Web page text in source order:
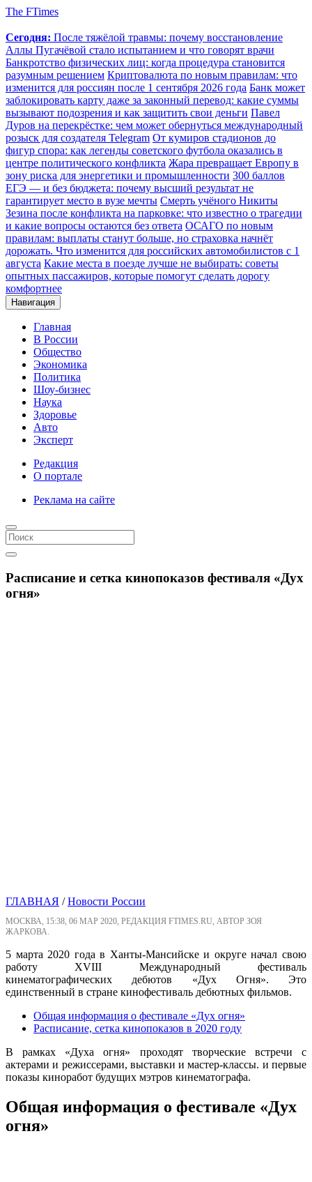
The FTimes
Сегодня: После тяжёлой травмы: почему восстановление
Аллы Пугачёвой стало испытанием и что говорят врачи
Банкротство физических лиц: когда процедура становится
разумным решением Криптовалюта по новым правилам: что
изменится для россиян после 1 сентября 2026 года Банк может
заблокировать карту даже за законный перевод: какие суммы
вызывают подозрения и как защитить свои деньги Павел
Дуров на перекрёстке: чем может обернуться международный
розыск для создателя Telegram От кумиров стадионов до
фигур спора: как легенды советского футбола оказались в
центре политического конфликта Жара превращает Европу в
зону риска для энергетики и промышленности 300 баллов
ЕГЭ — и без бюджета: почему высший результат не
гарантирует место в вузе мечты Смерть учёного Никиты
Зезина после конфликта на парковке: что известно о трагедии
и какие вопросы остаются без ответа ОСАГО по новым
правилам: выплаты станут больше, но страховка начнёт
дорожать. Что изменится для российских автомобилистов с 1
августа Какие места в поезде лучше не выбирать: советы
опытных пассажиров, которые помогут сделать дорогу
комфортнее
Навигация
Главная
В России
Общество
Экономика
Политика
Шоу-бизнес
Наука
Здоровье
Авто
Эксперт
Редакция
О портале
Реклама на сайте
Расписание и сетка кинопоказов фестиваля «Дух
огня»
ГЛАВНАЯ /Новости России
МОСКВА, 15:38, 06 МАР 2020, РЕДАКЦИЯ FTIMES.RU, АВТОР ЗОЯ
ЖАРКОВА.
5 марта 2020 года в Ханты-Мансийске и округе начал свою
работу XVIII Международный фестиваль
кинематографических дебютов «Дух Огня». Это
единственный в стране кинофестиваль дебютных фильмов.
Общая информация о фестивале «Дух огня»
Расписание, сетка кинопоказов в 2020 году
В рамках «Духа огня» проходят творческие встречи с
актерами и режиссерами, выставки и мастер-классы. и первые
показы киноработ будущих мэтров кинематографа.
Общая информация о фестивале «Дух
огня»